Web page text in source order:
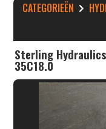
CATEGORIEËN
Sterling
35C18.0